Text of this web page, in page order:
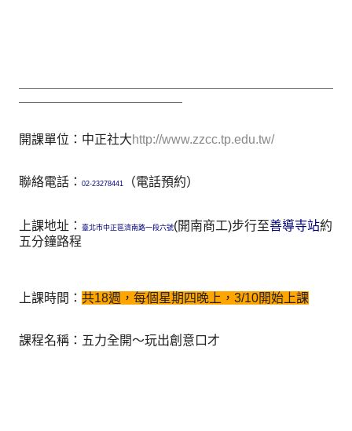
開課單位：中正社大http://www.zzcc.tp.edu.tw/
聯絡電話： 02-23278441 （電話預約）
上課地址： 臺北市中正區濟南路一段六號(開南商工)步行至善導寺站約
五分鐘路程
上課時間： 共18週，每個星期四晚上，3/10開始上課
課程名稱：五力全開～玩出創意口才